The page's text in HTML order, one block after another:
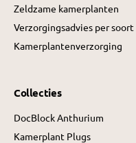
Zeldzame kamerplanten
Verzorgingsadvies per soort
Kamerplantenverzorging
Collecties
DocBlock Anthurium
Kamerplant Plugs